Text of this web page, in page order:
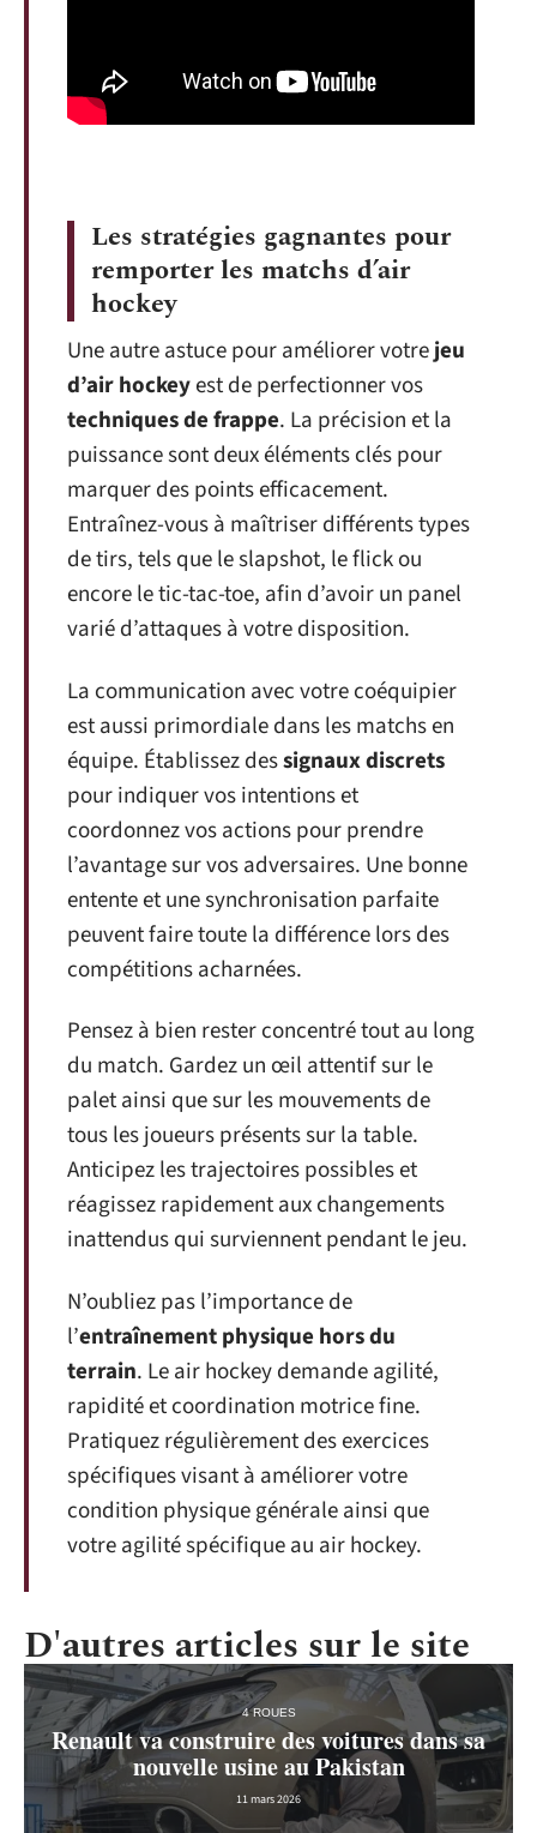
Les stratégies gagnantes pour
remporter les matchs d’air
hockey
Une autre astuce pour améliorer votrejeu
d’air hockeyest de perfectionner vos
techniques de frappe. La précision et la
puissance sont deux éléments clés pour
marquer des points efficacement.
Entraînez-vous à maîtriser différents types
de tirs, tels que le slapshot, le flick ou
encore le tic-tac-toe, afin d’avoir un panel
varié d’attaques à votre disposition.
La communication avec votre coéquipier
est aussi primordiale dans les matchs en
équipe. Établissez dessignaux discrets
pour indiquer vos intentions et
coordonnez vos actions pour prendre
l’avantage sur vos adversaires. Une bonne
entente et une synchronisation parfaite
peuvent faire toute la différence lors des
compétitions acharnées.
Pensez à bien rester concentré tout au long
du match. Gardez un œil attentif sur le
palet ainsi que sur les mouvements de
tous les joueurs présents sur la table.
Anticipez les trajectoires possibles et
réagissez rapidement aux changements
inattendus qui surviennent pendant le jeu.
N’oubliez pas l’importance de
l’entraînement physique hors du
terrain. Le air hockey demande agilité,
rapidité et coordination motrice fine.
Pratiquez régulièrement des exercices
spécifiques visant à améliorer votre
condition physique générale ainsi que
votre agilité spécifique au air hockey.
D'autres articles sur le site
4 ROUES
Renault va construire des voitures dans sa
nouvelle usine au Pakistan
11 mars 2026